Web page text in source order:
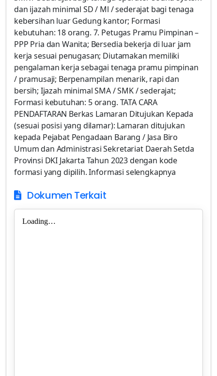
dan ijazah minimal SD / Ml / sederajat bagi tenaga
kebersihan luar Gedung kantor; Formasi
kebutuhan: 18 orang. 7. Petugas Pramu Pimpinan –
PPP Pria dan Wanita; Bersedia bekerja di luar jam
kerja sesuai penugasan; Diutamakan memiliki
pengalaman kerja sebagai tenaga pramu pimpinan
/ pramusaji; Berpenampilan menarik, rapi dan
bersih; Ijazah minimal SMA / SMK / sederajat;
Formasi kebutuhan: 5 orang. TATA CARA
PENDAFTARAN Berkas Lamaran Ditujukan Kepada
(sesuai posisi yang dilamar): Lamaran ditujukan
kepada Pejabat Pengadaan Barang / Jasa Biro
Umum dan Administrasi Sekretariat Daerah Setda
Provinsi DKI Jakarta Tahun 2023 dengan kode
formasi yang dipilih. Informasi selengkapnya
Dokumen Terkait